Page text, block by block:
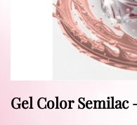
Gel Color Semilac